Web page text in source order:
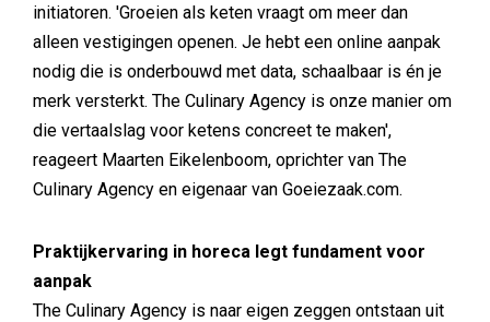
initiatoren. 'Groeien als keten vraagt om meer dan
alleen vestigingen openen. Je hebt een online aanpak
nodig die is onderbouwd met data, schaalbaar is én je
merk versterkt. The Culinary Agency is onze manier om
die vertaalslag voor ketens concreet te maken',
reageert Maarten Eikelenboom, oprichter van The
Culinary Agency en eigenaar van Goeiezaak.com.
Praktijkervaring in horeca legt fundament voor
aanpak
The Culinary Agency is naar eigen zeggen ontstaan uit